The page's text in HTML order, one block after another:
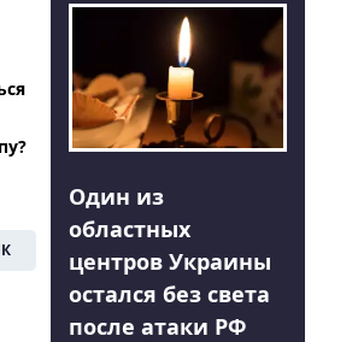
Один из
областных
центров Украины
остался без света
после атаки РФ